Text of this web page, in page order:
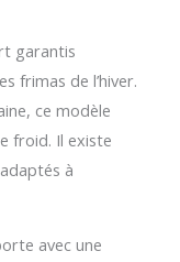
garantis
frimas de l’hiver.
ce modèle
froid. Il existe
à
avec une